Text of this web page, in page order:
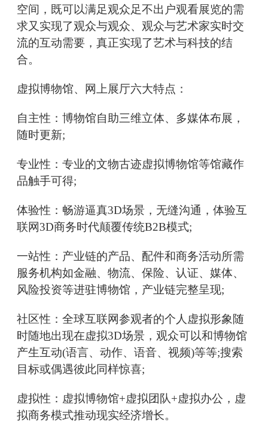
空间，既可以满足观众足不出户观看展览的需
求又实现了观众与观众、观众与艺术家实时交
流的互动需要，真正实现了艺术与科技的结
合。
虚拟博物馆、网上展厅六大特点：
自主性：博物馆自助三维立体、多媒体布展，
随时更新;
专业性：专业的文物古迹虚拟博物馆等馆藏作
品触手可得;
体验性：畅游逼真3D场景，无缝沟通，体验互
联网3D商务时代颠覆传统B2B模式;
一站性：产业链的产品、配件和商务活动所需
服务机构如金融、物流、保险、认证、媒体、
风险投资等进驻博物馆，产业链完整呈现;
社区性：全球互联网参观者的个人虚拟形象随
时随地出现在虚拟3D场景，观众可以和博物馆
产生互动(语言、动作、语音、视频)等等;搜索
目标或偶遇彼此同样惊喜;
虚拟性：虚拟博物馆+虚拟团队+虚拟办公，虚
拟商务模式推动现实经济增长。